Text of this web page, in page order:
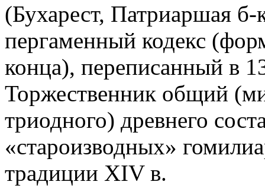
(Бухарест, Патриаршая б-
пергаменный кодекс
конца), переписанный в
Торжественник общий
триодного) древнего
«староизводных»
традиции XIV в.